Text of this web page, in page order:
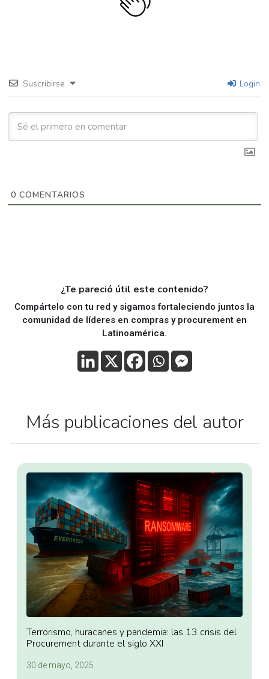
Suscribirse Login
0 COMENTARIOS
¿Te pareció útil este contenido?
Compártelo con tu red y sigamos fortaleciendo juntos la
comunidad de líderes en compras y procurement en
Latinoamérica.
Más publicaciones del autor
Terrorismo, huracanes y pandemia: las 13 crisis del
Procurement durante el siglo XXI
30 de mayo, 2025